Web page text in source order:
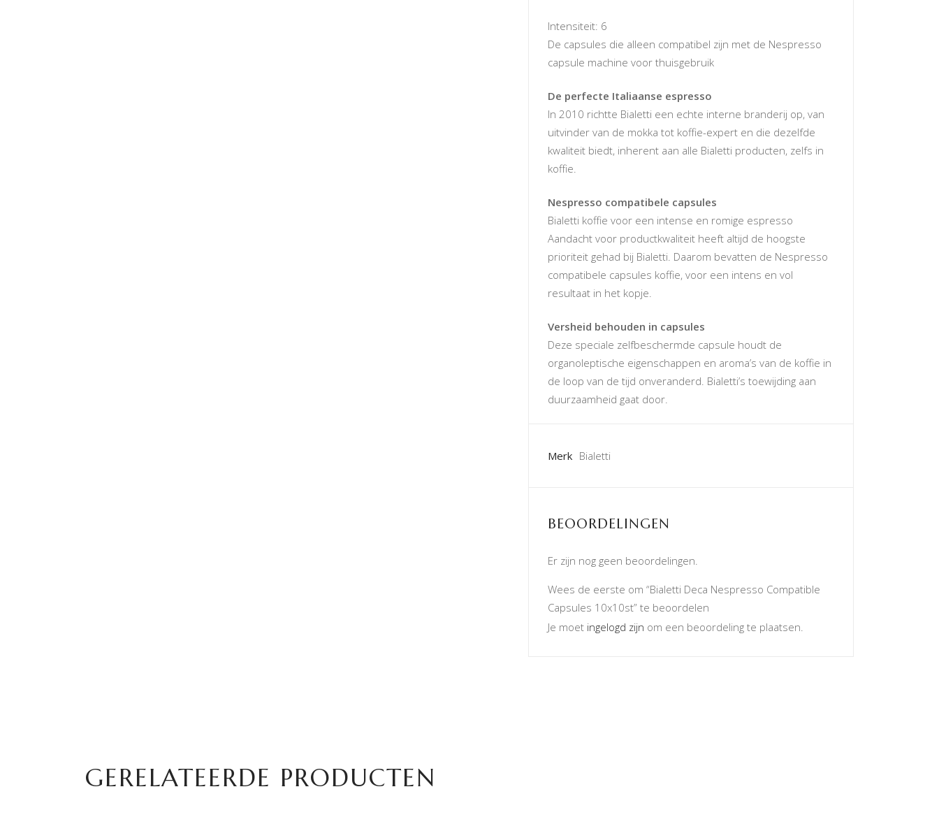
Intensiteit: 6
De capsules die alleen compatibel zijn met de Nespresso
capsule machine voor thuisgebruik
De perfecte Italiaanse espresso
In 2010 richtte Bialetti een echte interne branderij op, van
uitvinder van de mokka tot koffie-expert en die dezelfde
kwaliteit biedt, inherent aan alle Bialetti producten, zelfs in
koffie.
Nespresso compatibele capsules
Bialetti koffie voor een intense en romige espresso
Aandacht voor productkwaliteit heeft altijd de hoogste
prioriteit gehad bij Bialetti. Daarom bevatten de Nespresso
compatibele capsules koffie, voor een intens en vol
resultaat in het kopje.
Versheid behouden in capsules
Deze speciale zelfbeschermde capsule houdt de
organoleptische eigenschappen en aroma’s van de koffie in
de loop van de tijd onveranderd. Bialetti’s toewijding aan
duurzaamheid gaat door.
Merk Bialetti
BEOORDELINGEN
Er zijn nog geen beoordelingen.
Wees de eerste om “Bialetti Deca Nespresso Compatible
Capsules 10x10st” te beoordelen
Je moet ingelogd zijn om een beoordeling te plaatsen.
GERELATEERDE PRODUCTEN